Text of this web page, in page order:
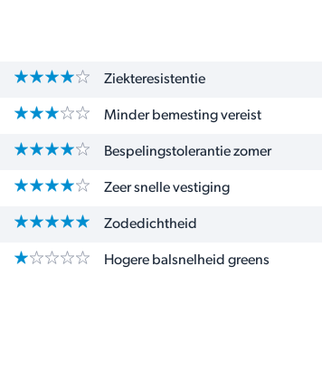
Ziekteresistentie
Minder bemesting vereist
Bespelingstolerantie zomer
Zeer snelle vestiging
Zodedichtheid
Hogere balsnelheid greens